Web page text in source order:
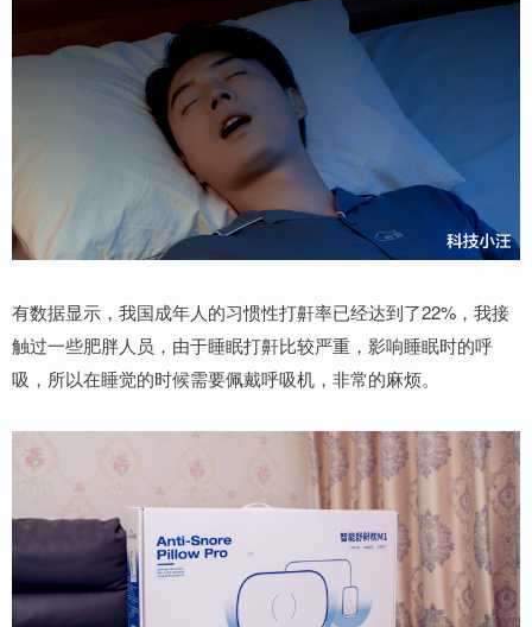
有数据显示，我国成年人的习惯性打鼾率已经达到了22%，我接
触过一些肥胖人员，由于睡眠打鼾比较严重，影响睡眠时的呼
吸，所以在睡觉的时候需要佩戴呼吸机，非常的麻烦。